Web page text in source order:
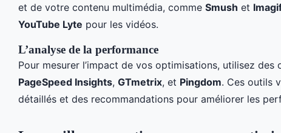
et de votre contenu multimédia, comme Smush et
YouTube Lyte pour les vidéos.
L’analyse de la performance
Pour mesurer l’impact de vos optimisations, utilisez des
PageSpeed Insights, GTmetrix, et Pingdom. Ces outils
détaillés et des recommandations pour améliorer les